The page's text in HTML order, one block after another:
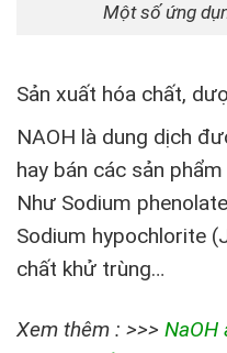
Một số ứng
Sản xuất hóa chất,
NAOH là dung dịch
hay bán các sản
Như Sodium
Sodium hypochlorite
chất khử trùng…
Xem thêm : >>> NaOH